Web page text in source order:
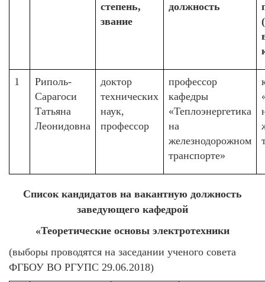
степень,
звание
должность
1
Риполь-
Сарагоси
Татьяна
Леонидовна
доктор
технических
наук,
профессор
профессор
кафедры
«Теплоэнергетика
на
железнодорожном
транспорте»
Список кандидатов на вакантную должность
заведующего кафедрой
«Теоретические основы электротехники
(выборы проводятся на заседании ученого совета
ФГБОУ ВО РГУПС 29.06.2018)